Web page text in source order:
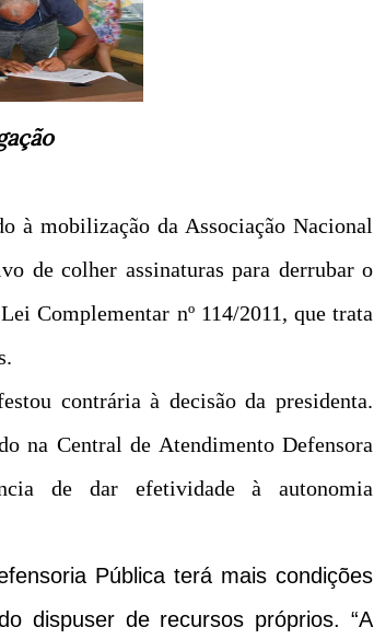
à mobilização da Associação Nacional
de colher assinaturas para derrubar o
Complementar nº 114/2011, que trata
contrária à decisão da presidenta.
na Central de Atendimento Defensora
de dar efetividade à autonomia
Pública terá mais condições
dispuser de recursos próprios. “A